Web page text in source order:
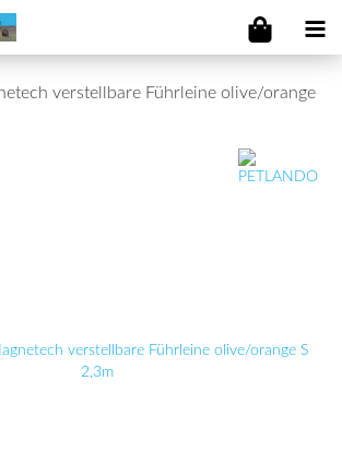
verstellbare Führleine olive/orange